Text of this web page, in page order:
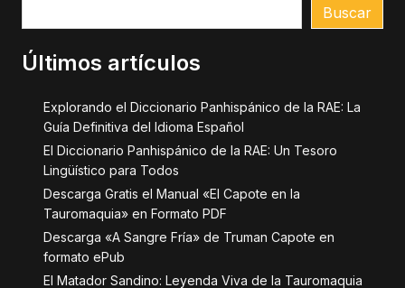
Buscar
Últimos artículos
Explorando el Diccionario Panhispánico de la RAE: La
Guía Definitiva del Idioma Español
El Diccionario Panhispánico de la RAE: Un Tesoro
Lingüístico para Todos
Descarga Gratis el Manual «El Capote en la
Tauromaquia» en Formato PDF
Descarga «A Sangre Fría» de Truman Capote en
formato ePub
El Matador Sandino: Leyenda Viva de la Tauromaquia